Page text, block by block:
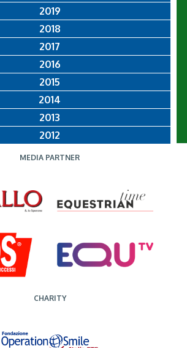
2019
2018
2017
2016
2015
2014
2013
2012
MEDIA PARTNER
CHARITY